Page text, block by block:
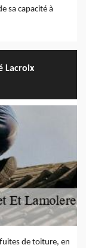
sa capacité à
Lacroix
de toiture, en